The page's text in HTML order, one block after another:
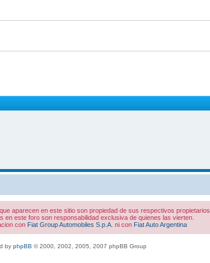
aparecen en este sitio son propiedad de sus respectivos propietarios.
en este foro son responsabilidad exclusiva de quienes las vierten.
con Fiat Group Automobiles S.p.A. ni con Fiat Auto Argentina
by phpBB © 2000, 2002, 2005, 2007 phpBB Group